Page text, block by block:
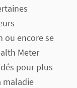
ou encore se
Meter
pour plus
maladie